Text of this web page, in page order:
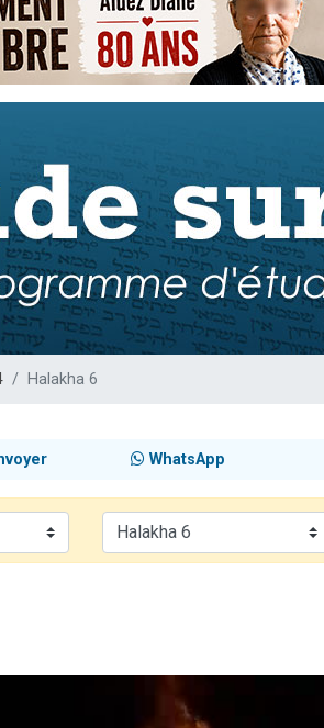
faire un don pour 5 jours de vacances aux
Maasser
une bénédiction
étudier en groupe sur Zoom
dans Torah-Box Music
rejoindre sur WhatsApp
rejoindre sur WhatsApp
rejoindre sur WhatsApp
Halakha 6
WhatsApp